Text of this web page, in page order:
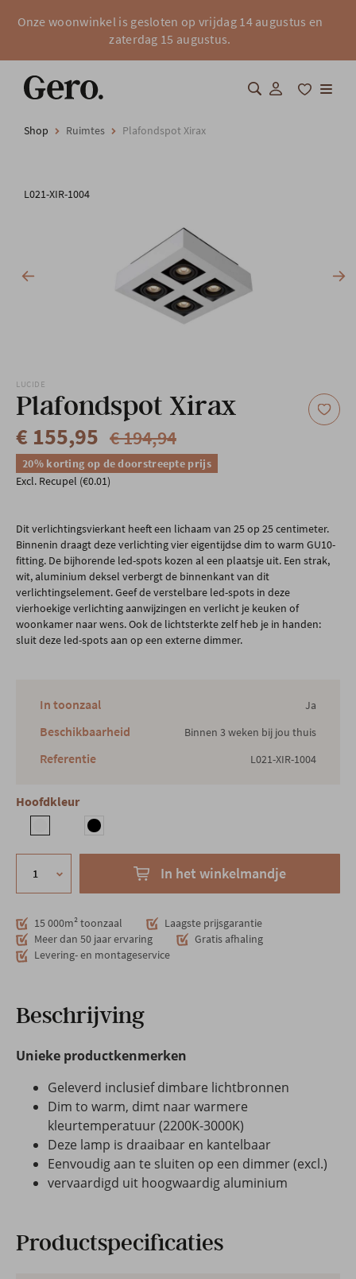
Onze woonwinkel is gesloten op vrijdag 14 augustus en
zaterdag 15 augustus.
Shop Ruimtes Plafondspot Xirax
L021-XIR-1004
LUCIDE
Plafondspot Xirax
€ 155,95 € 194,94
20% korting op de doorstreepte prijs
Excl. Recupel (€0.01)
Dit verlichtingsvierkant heeft een lichaam van 25 op 25 centimeter.
Binnenin draagt deze verlichting vier eigentijdse dim to warm GU10-
fitting. De bijhorende led-spots kozen al een plaatsje uit. Een strak,
wit, aluminium deksel verbergt de binnenkant van dit
verlichtingselement. Geef de verstelbare led-spots in deze
vierhoekige verlichting aanwijzingen en verlicht je keuken of
woonkamer naar wens. Ook de lichtsterkte zelf heb je in handen:
sluit deze led-spots aan op een externe dimmer.
In toonzaal Ja
Beschikbaarheid Binnen 3 weken bij jou thuis
Referentie L021-XIR-1004
Hoofdkleur
In het winkelmandje
15 000m² toonzaal
Laagste prijsgarantie
Meer dan 50 jaar ervaring
Gratis afhaling
Levering- en montageservice
Beschrijving
Unieke productkenmerken
Geleverd inclusief dimbare lichtbronnen
Dim to warm, dimt naar warmere
kleurtemperatuur (2200K-3000K)
Deze lamp is draaibaar en kantelbaar
Eenvoudig aan te sluiten op een dimmer (excl.)
vervaardigd uit hoogwaardig aluminium
Productspecificaties